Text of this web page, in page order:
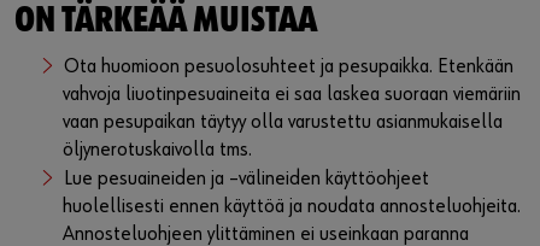
ON TÄRKEÄÄ MUISTAA
Ota huomioon pesuolosuhteet ja pesupaikka. Etenkään
vahvoja liuotinpesuaineita ei saa laskea suoraan viemäriin
vaan pesupaikan täytyy olla varustettu asianmukaisella
öljynerotuskaivolla tms.
Lue pesuaineiden ja –välineiden käyttöohjeet
huolellisesti ennen käyttöä ja noudata annosteluohjeita.
Annosteluohjeen ylittäminen ei useinkaan paranna